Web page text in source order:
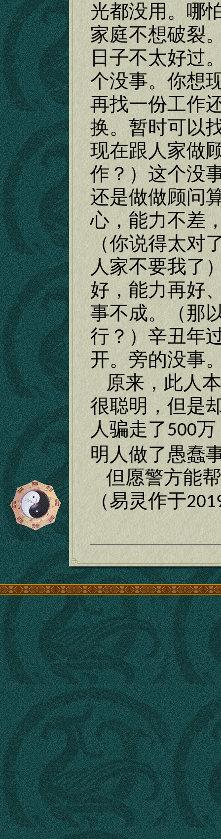
光都没用。哪
家庭不想破裂
日子不太好过
个没事。你想
再找一份工作
换。暂时可以
现在跟人家做
作？）这个没
还是做做顾问
心，能力不差
（你说得太对
人家不要我了
好，能力再好
事不成。（那
行？）辛丑年
开。旁的没事
原来，此人
很聪明，但是
人骗走了500万
明人做了愚蠢
但愿警方能
（易灵作于